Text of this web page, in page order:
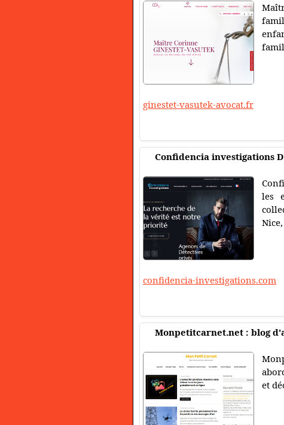
ginestet-vasutek-avocat.fr
Confidencia investigations
les
confidencia-investigations.com
Monpetitcarnet.net : blog
et